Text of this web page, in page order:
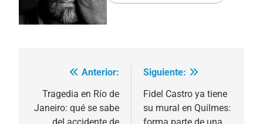
Navegación
de
entradas
Anterior:
Tragedia en Río de
Janeiro: qué se sabe
del accidente de
Siguiente:
Fidel Castro ya tiene
su mural en Quilmes:
forma parte de una